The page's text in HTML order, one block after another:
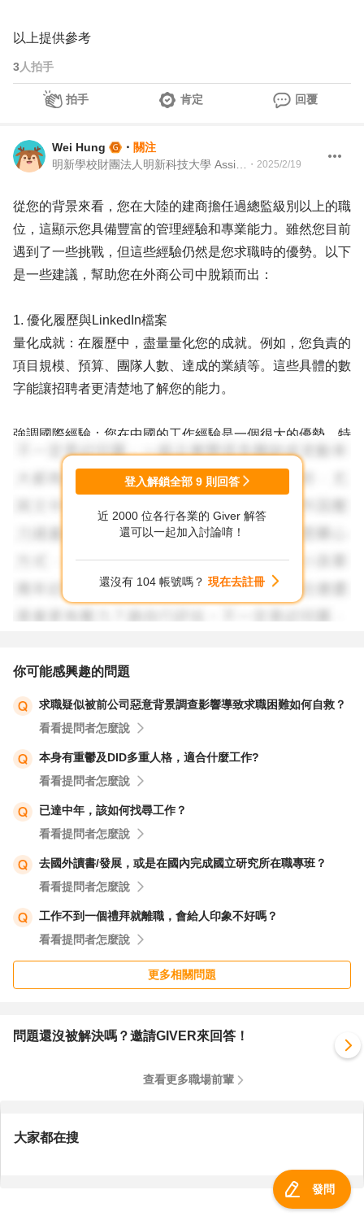
以上提供參考
3人拍手
拍手 肯定 回覆
Wei Hung ・ 關注
・ 2025/2/19
從您的背景來看，您在大陸的建商擔任過總監級別以上的職
位，這顯示您具備豐富的管理經驗和專業能力。雖然您目前
遇到了一些挑戰，但這些經驗仍然是您求職時的優勢。以下
是一些建議，幫助您在外商公司中脫穎而出：
1. 優化履歷與LinkedIn檔案
量化成就：在履歷中，盡量量化您的成就。例如，您負責的
項目規模、預算、團隊人數、達成的業績等。這些具體的數
字能讓招聘者更清楚地了解您的能力。
強調國際經驗：您在中國的工作經驗是一個很大的優勢，特
別是如果您有跨國團隊管理經驗或與國際客戶合作的經驗。
這些都能讓您在申請外商公司時更具競爭力。
LinkedIn檔案：確保您的LinkedIn檔案完整且專業，並定期
書面和口語表達。如果您覺得自己的英語能力需要提升，可
其他語言：如果您有其他語言能力（如日文、德文等），這
也會是一個加分項。
參加行業活動：參加與建築、工程或商業相關的行業活動、
研討會或展覽，這些都是擴展人脈的好機會。
利用LinkedIn：主動與行業內的專業人士建立聯繫，特別是
那些在外商公司工作的人。您可以透過LinkedIn發送訊息，
表達您對他們公司的興趣，並詢問是否有合適的職位。
海等）都有辦公室，這些地方通常有更多的高階職位機會。
作的能力。
建築與工程領域：您可以考慮申請一些國際知名的建築與工
登入解鎖全部 9 則回答
近 2000 位各行各業的 Giver 解答
還可以一起加入討論唷！
還沒有 104 帳號嗎？ 現在去註冊
你可能感興趣的問題
求職疑似被前公司惡意背景調查影響導致求職困難如何自救？
看看提問者怎麼說
本身有重鬱及DID多重人格，適合什麼工作?
看看提問者怎麼說
已達中年，該如何找尋工作？
看看提問者怎麼說
去國外讀書/發展，或是在國內完成國立研究所在職專班？
看看提問者怎麼說
工作不到一個禮拜就離職，會給人印象不好嗎？
看看提問者怎麼說
更多相關問題
問題還沒被解決嗎？邀請GIVER來回答！
查看更多職場前輩
大家都在搜
發問